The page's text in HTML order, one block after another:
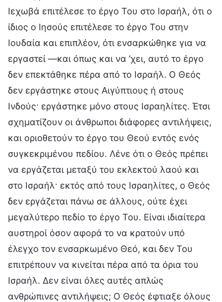
Ιεχωβά επιτέλεσε το έργο Του στο Ισραήλ, ότι ο
ίδιος ο Ιησούς επιτέλεσε το έργο Του στην
Ιουδαία και επιπλέον, ότι ενσαρκώθηκε για να
εργαστεί —και όπως και να ’χει, αυτό το έργο
δεν επεκτάθηκε πέρα από το Ισραήλ. Ο Θεός
δεν εργάστηκε στους Αιγύπτιους ή στους
Ινδούς· εργάστηκε μόνο στους Ισραηλίτες. Έτσι
σχηματίζουν οι άνθρωποι διάφορες αντιλήψεις,
και οριοθετούν το έργο του Θεού εντός ενός
συγκεκριμένου πεδίου. Λένε ότι ο Θεός πρέπει
να εργάζεται μεταξύ του εκλεκτού λαού και
στο Ισραήλ· εκτός από τους Ισραηλίτες, ο Θεός
δεν εργάζεται πάνω σε άλλους, ούτε έχει
μεγαλύτερο πεδίο το έργο Του. Είναι ιδιαίτερα
αυστηροί όσον αφορά το να κρατούν υπό
έλεγχο τον ενσαρκωμένο Θεό, και δεν Του
επιτρέπουν να κινείται πέρα από τα όρια του
Ισραήλ. Δεν είναι όλες αυτές απλώς
ανθρώπινες αντιλήψεις; Ο Θεός έφτιαξε όλους